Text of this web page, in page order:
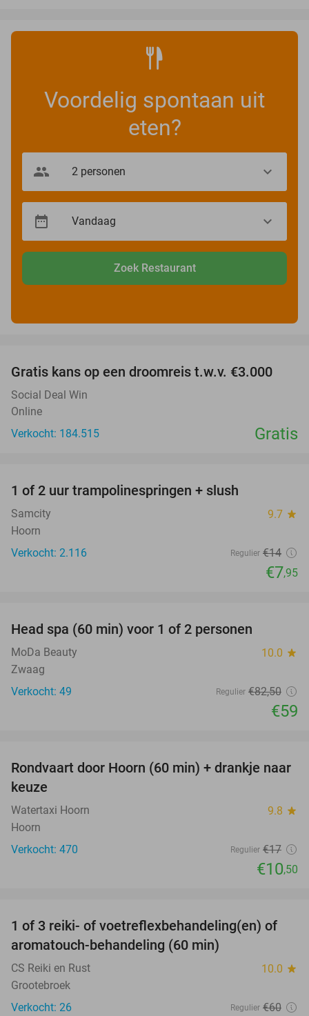
Voordelig spontaan uit
eten?
Zoek Restaurant
Gratis kans op een droomreis t.w.v. €3.000
Social Deal Win
Online
Verkocht: 184.515
Gratis
1 of 2 uur trampolinespringen + slush
Samcity 9.7 star
Hoorn
Verkocht: 2.116
Regulier €14
€7,95
Head spa (60 min) voor 1 of 2 personen
MoDa Beauty 10.0 star
Zwaag
Verkocht: 49
Regulier €82,50
€59
38%
Rondvaart door Hoorn (60 min) + drankje naar
keuze
Watertaxi Hoorn 9.8 star
Hoorn
Verkocht: 470
Regulier €17
€10,50
63%
1 of 3 reiki- of voetreflexbehandeling(en) of
aromatouch-behandeling (60 min)
CS Reiki en Rust 10.0 star
Grootebroek
Verkocht: 26
Regulier €60